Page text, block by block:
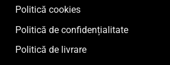
Politică cookies
Politică de confidențialitate
Politică de livrare